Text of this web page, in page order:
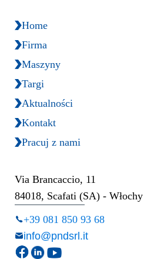
Home
Firma
Maszyny
Targi
Aktualności
Kontakt
Pracuj z nami
Via Brancaccio, 11
84018, Scafati (SA) - Włochy
+39 081 850 93 68
info@pndsrl.it